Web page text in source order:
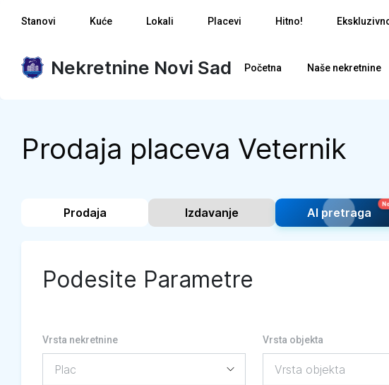
Stanovi Kuće Lokali Placevi Hitno!
Nekretnine Novi Sad Početna Naše nekretnine
Prodaja placeva Veternik
Prodaja Izdavanje AI pretraga
Podesite Parametre
Vrsta nekretnine Vrsta objekta